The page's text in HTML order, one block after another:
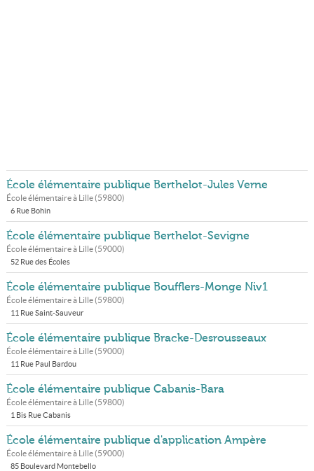
École élémentaire publique Berthelot-Jules Verne
École élémentaire à Lille(59800)
6 Rue Bohin
École élémentaire publique Berthelot-Sevigne
École élémentaire à Lille(59000)
52 Rue des Écoles
École élémentaire publique Boufflers-Monge Niv1
École élémentaire à Lille(59800)
11 Rue Saint-Sauveur
École élémentaire publique Bracke-Desrousseaux
École élémentaire à Lille(59000)
11 Rue Paul Bardou
École élémentaire publique Cabanis-Bara
École élémentaire à Lille(59800)
1 Bis Rue Cabanis
École élémentaire publique d'application Ampère
École élémentaire à Lille(59000)
85 Boulevard Montebello